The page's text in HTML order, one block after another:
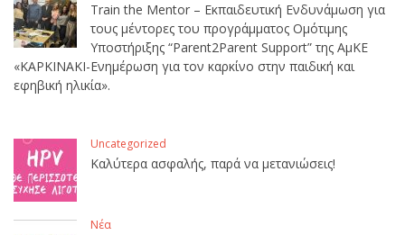
Train the Mentor – Εκπαιδευτική Ενδυνάμωση για
τους μέντορες του προγράμματος Ομότιμης
Υποστήριξης “Parent2Parent Support” της ΑμΚΕ
«ΚΑΡΚΙΝΑΚΙ-Ενημέρωση για τον καρκίνο στην παιδική και
εφηβική ηλικία».
Uncategorized
Καλύτερα ασφαλής, παρά να μετανιώσεις!
Νέα